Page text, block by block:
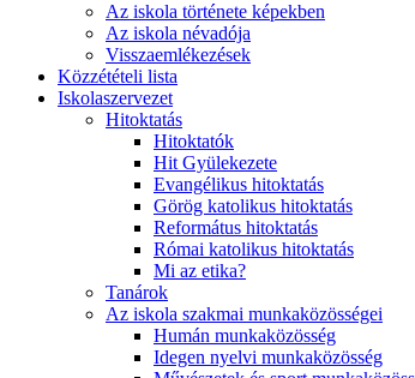
Az iskola története képekben
Az iskola névadója
Visszaemlékezések
Közzétételi lista
Iskolaszervezet
Hitoktatás
Hitoktatók
Hit Gyülekezete
Evangélikus hitoktatás
Görög katolikus hitoktatás
Református hitoktatás
Római katolikus hitoktatás
Mi az etika?
Tanárok
Az iskola szakmai munkaközösségei
Humán munkaközösség
Idegen nyelvi munkaközösség